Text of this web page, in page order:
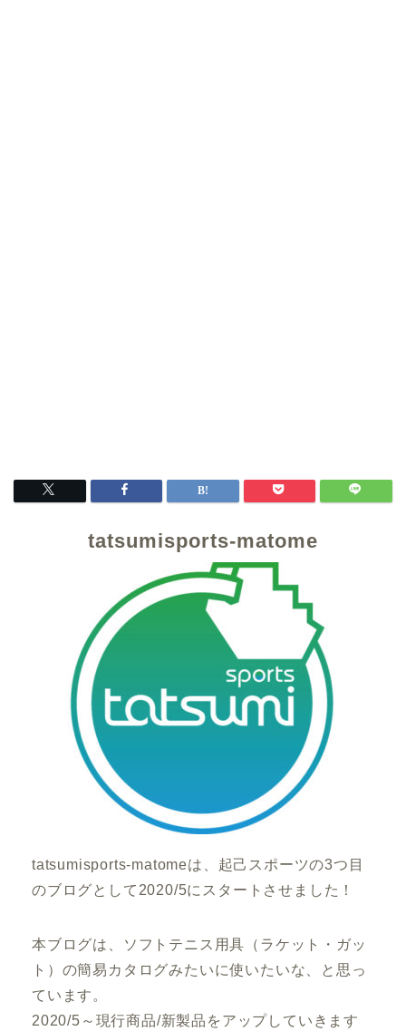
tatsumisports-matome
tatsumisports-matomeは、起己スポーツの3つ目
のブログとして2020/5にスタートさせました！
本ブログは、ソフトテニス用具（ラケット・ガッ
ト）の簡易カタログみたいに使いたいな、と思っ
ています。
2020/5～現行商品/新製品をアップしていきます